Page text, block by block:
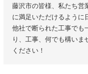
藤沢市の皆様、私たち営
に満足いただけるように
他社で断られた工事でも
り、工事、何でも構いま
ください！